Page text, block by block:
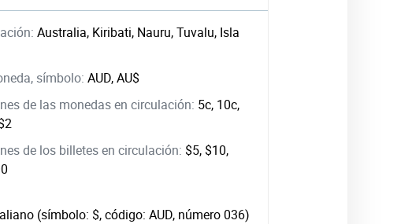
Australia, Kiribati, Nauru, Tuvalu, Isla
símbolo:AUD, AU$
de las monedas en circulación: 5c, 10c,
de los billetes en circulación: $5, $10,
(símbolo: $, código: AUD, número 036)